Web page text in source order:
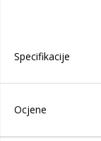
Specifikacije
Ocjene